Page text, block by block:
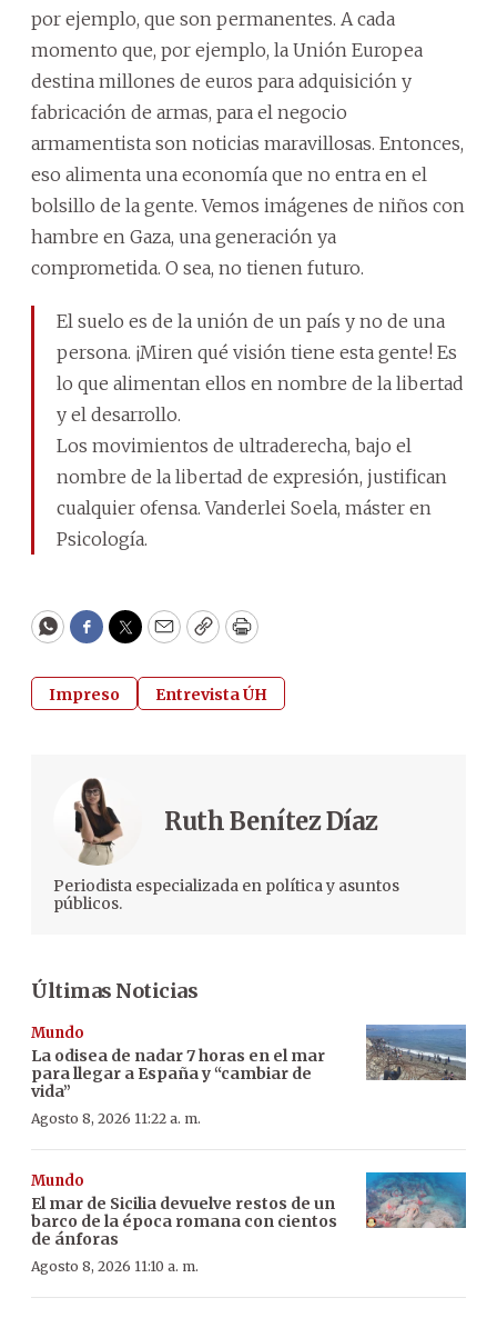
por ejemplo, que son permanentes. A cada
momento que, por ejemplo, la Unión Europea
destina millones de euros para adquisición y
fabricación de armas, para el negocio
armamentista son noticias maravillosas. Entonces,
eso alimenta una economía que no entra en el
bolsillo de la gente. Vemos imágenes de niños con
hambre en Gaza, una generación ya
comprometida. O sea, no tienen futuro.
El suelo es de la unión de un país y no de una
persona. ¡Miren qué visión tiene esta gente! Es
lo que alimentan ellos en nombre de la libertad
y el desarrollo.
Los movimientos de ultraderecha, bajo el
nombre de la libertad de expresión, justifican
cualquier ofensa. Vanderlei Soela, máster en
Psicología.
WhatsApp
Facebook
Twitter
EmailCopyPrint
Impreso Entrevista ÚH
Ruth Benítez Díaz
Periodista especializada en política y asuntos
públicos.
Últimas Noticias
Mundo
La odisea de nadar 7 horas en el mar
para llegar a España y “cambiar de
vida”
Agosto 8, 2026 11:22 a. m.
Mundo
El mar de Sicilia devuelve restos de un
barco de la época romana con cientos
de ánforas
Agosto 8, 2026 11:10 a. m.